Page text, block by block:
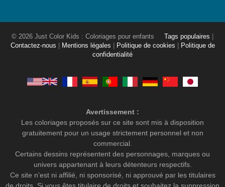
© 2026 Just Color Kids : Coloriages pour enfants Tags populaires
Contactez-nous
Mentions légales Politique de cookies
Politique de
confidentialité
Avertissement :
Les coloriages proposés sur ce site sont mis à disposition
gratuitement pour un usage strictement personnel et non
commercial.
Certains dessins représentent des personnages, marques ou
univers appartenant à leurs détenteurs respectifs.
Ce site n’est ni affilié, ni sponsorisé, ni approuvé par les titulaires